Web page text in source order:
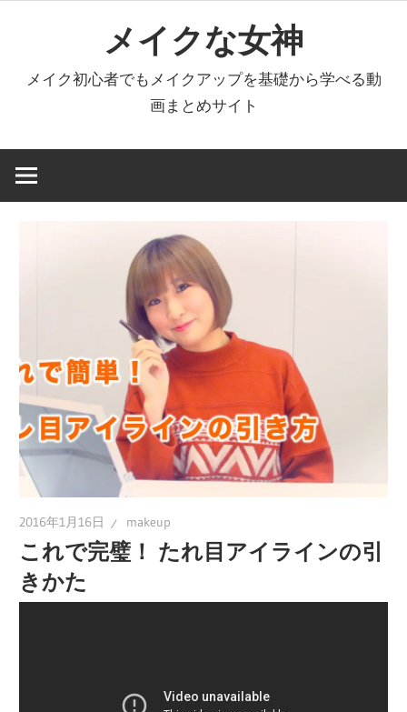
へ
キ
メイクな女神
メイク初心者でもメイクアップを基礎から学べる動
画まとめサイト
2016年1月16日 makeup
これで完璧！ たれ目アイラインの引
きかた